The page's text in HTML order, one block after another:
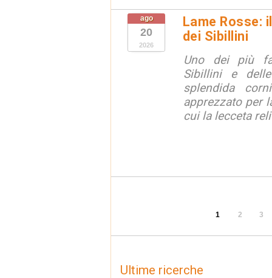
ago
20
2026
Lame Rosse:
dei Sibillini
Uno dei più
Sibillini e
splendida
apprezzato per
cui la lecceta
1 2 3
Ultime ricerche